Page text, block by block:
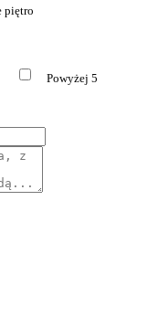
piętro
Powyżej 5